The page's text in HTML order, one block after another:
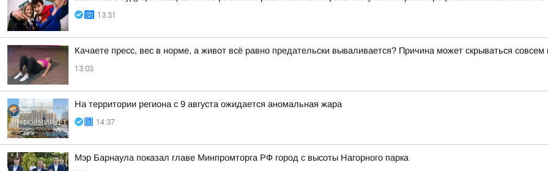
13:31
Качаете пресс, вес в норме, а живот всё равно предательски вываливается? Причина может скрываться
13:03
На территории региона с 9 августа ожидается аномальная жара
14:37
Мэр Барнаула показал главе Минпромторга РФ город с высоты Нагорного парка